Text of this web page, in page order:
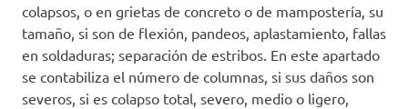
colapsos, o en grietas de concreto o de mampostería, su
tamaño, si son de flexión, pandeos, aplastamiento, fallas
en soldaduras; separación de estribos. En este apartado
se contabiliza el número de columnas, si sus daños son
severos, si es colapso total, severo, medio o ligero,